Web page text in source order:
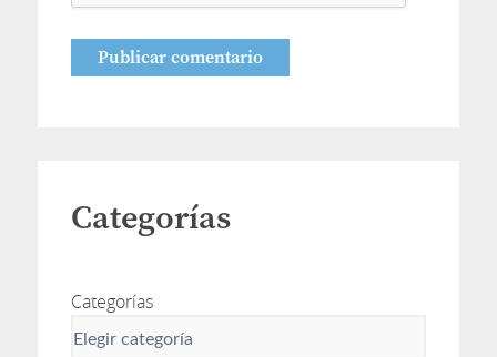
Categorías
Categorías